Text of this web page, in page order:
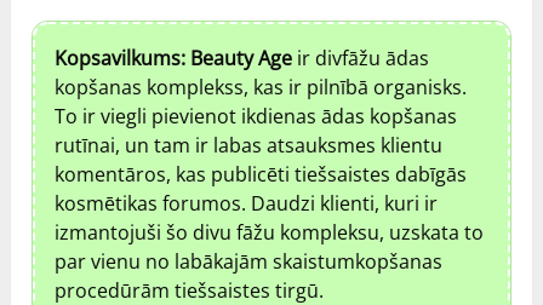
Kopsavilkums: Beauty Age ir divfāžu ādas
kopšanas komplekss, kas ir pilnībā organisks.
To ir viegli pievienot ikdienas ādas kopšanas
rutīnai, un tam ir labas atsauksmes klientu
komentāros, kas publicēti tiešsaistes dabīgās
kosmētikas forumos. Daudzi klienti, kuri ir
izmantojuši šo divu fāžu kompleksu, uzskata to
par vienu no labākajām skaistumkopšanas
procedūrām tiešsaistes tirgū.